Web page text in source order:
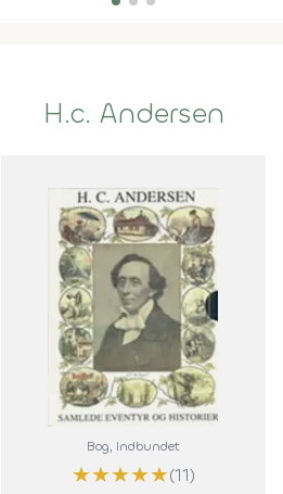
H.c. Andersen
Bog, Indbundet
★★★★★(11)